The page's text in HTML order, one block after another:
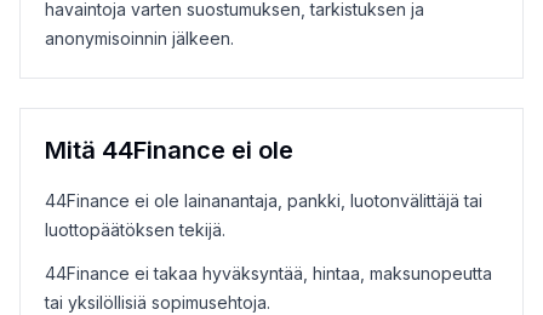
havaintoja varten suostumuksen, tarkistuksen ja
anonymisoinnin jälkeen.
Mitä 44Finance ei ole
44Finance ei ole lainanantaja, pankki, luotonvälittäjä tai
luottopäätöksen tekijä.
44Finance ei takaa hyväksyntää, hintaa, maksunopeutta
tai yksilöllisiä sopimusehtoja.